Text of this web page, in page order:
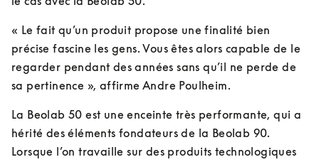
« Le fait qu’un produit propose une finalité bien
précise fascine les gens. Vous êtes alors capable de le
regarder pendant des années sans qu’il ne perde de
sa pertinence », affirme Andre Poulheim.
La Beolab 50 est une enceinte très performante, qui a
hérité des éléments fondateurs de la Beolab 90.
Lorsque l’on travaille sur des produits technologiques